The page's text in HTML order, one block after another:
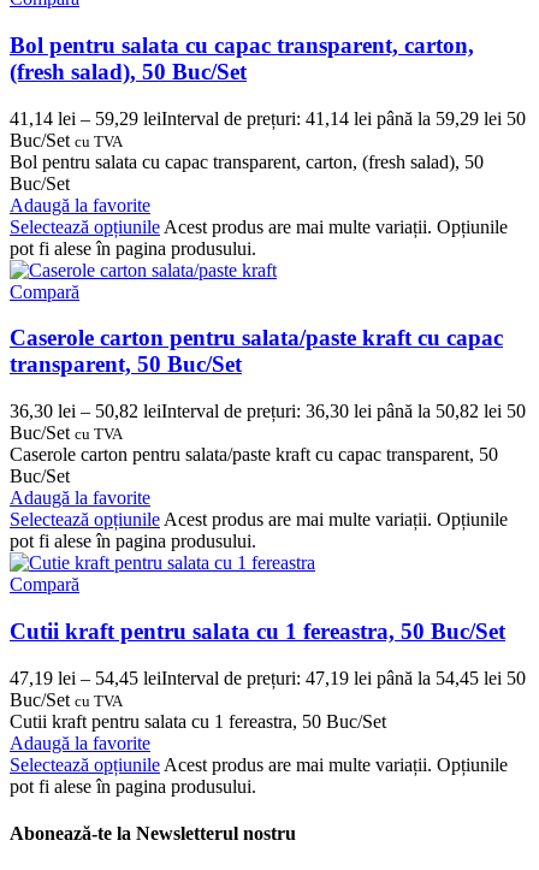
Bol pentru salata cu capac transparent, carton,
(fresh salad), 50 Buc/Set
41,14 lei – 59,29 leiInterval de prețuri: 41,14 lei până la 59,29 lei 50
Buc/Set cu TVA
Bol pentru salata cu capac transparent, carton, (fresh salad), 50
Buc/Set
Adaugă la favorite
Selectează opțiunile Acest produs are mai multe variații. Opțiunile
pot fi alese în pagina produsului.
Compară
Caserole carton pentru salata/paste kraft cu capac
transparent, 50 Buc/Set
36,30 lei – 50,82 leiInterval de prețuri: 36,30 lei până la 50,82 lei 50
Buc/Set cu TVA
Caserole carton pentru salata/paste kraft cu capac transparent, 50
Buc/Set
Adaugă la favorite
Selectează opțiunile Acest produs are mai multe variații. Opțiunile
pot fi alese în pagina produsului.
Compară
Cutii kraft pentru salata cu 1 fereastra, 50 Buc/Set
47,19 lei – 54,45 leiInterval de prețuri: 47,19 lei până la 54,45 lei 50
Buc/Set cu TVA
Cutii kraft pentru salata cu 1 fereastra, 50 Buc/Set
Adaugă la favorite
Selectează opțiunile Acest produs are mai multe variații. Opțiunile
pot fi alese în pagina produsului.
Abonează-te la Newsletterul nostru